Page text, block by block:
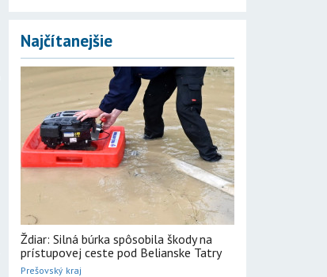
Najčítanejšie
Ždiar: Silná búrka spôsobila škody na
prístupovej ceste pod Belianske Tatry
Prešovský kraj